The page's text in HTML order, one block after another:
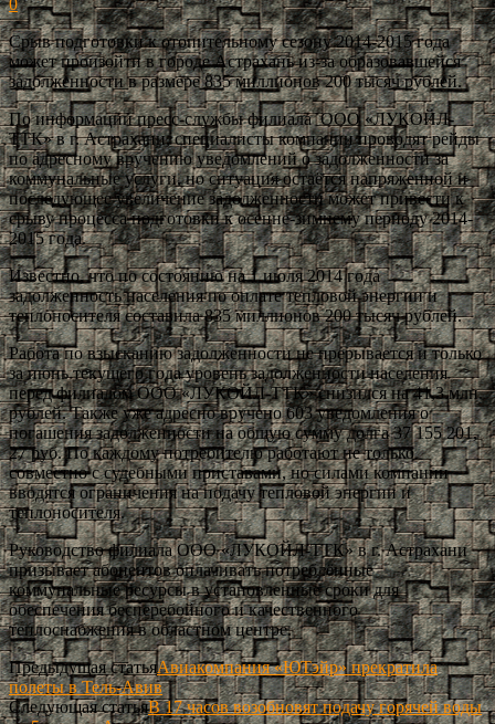
Срыв подготовки к отопительному сезону 2014-2015 года
может произойти в городе Астрахань из-за образовавшейся
задолженности в размере 835 миллионов 200 тысяч рублей.
По информации пресс-службы филиала ООО «ЛУКОЙЛ-
ТТК» в г. Астрахани, специалисты компании проводят рейды
по адресному вручению уведомлений о задолженности за
коммунальные услуги, но ситуация остаётся напряженной и
последующее увеличение задолженности может привести к
срыву процесса подготовки к осенне-зимнему периоду 2014-
2015 года.
Известно, что по состоянию на 1 июля 2014 года
задолженность населения по оплате тепловой энергии и
теплоносителя составила 835 миллионов 200 тысяч рублей.
Работа по взысканию задолженности не прерывается и только
за июнь текущего года уровень задолженности населения
перед филиалом ООО «ЛУКОЙЛ-ТТК» снизился на 41,3 млн.
рублей. Также уже адресно вручено 603 уведомления о
погашения задолженности на общую сумму долга 37 155 201,
27 руб. По каждому потребителю работают не только
совместно с судебными приставами, но силами компании
вводятся ограничения на подачу тепловой энергии и
теплоносителя.
Руководство филиала ООО «ЛУКОЙЛ-ТТК» в г. Астрахани
призывает абонентов оплачивать потреблённые
коммунальные ресурсы в установленные сроки для
обеспечения бесперебойного и качественного
теплоснабжения в областном центре.
Предыдущая статьяАвиакомпания «ЮТэйр» прекратила
полеты в Тель-Авив
Следующая статьяВ 17 часов возобновят подачу горячей воды